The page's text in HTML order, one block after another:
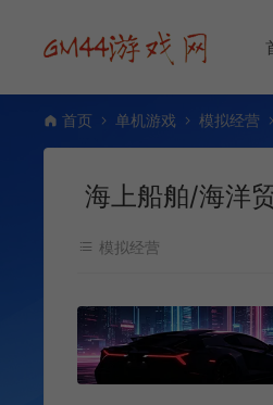
首页 单机游戏 模拟经营
海上船舶/海洋
模拟经营